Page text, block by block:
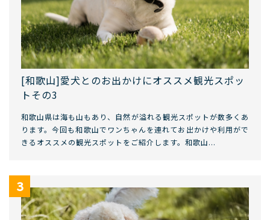
[和歌山]愛犬とのお出かけにオススメ観光スポッ
トその3
和歌山県は海も山もあり、自然が溢れる観光スポットが数多くあ
ります。今回も和歌山でワンちゃんを連れてお出かけや利用がで
きるオススメの観光スポットをご紹介します。和歌山...